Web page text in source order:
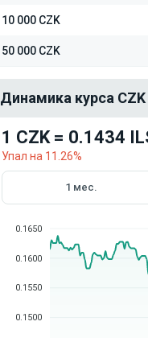
10 000 CZK
50 000 CZK
Динамика курса CZK
1 CZK = 0.1434
Упал на 11.26%
1 мес.
0.1650
0.1600
0.1550
0.1500